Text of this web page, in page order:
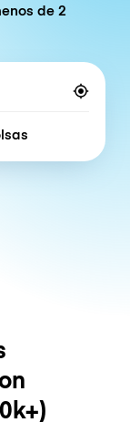
de 2
bags